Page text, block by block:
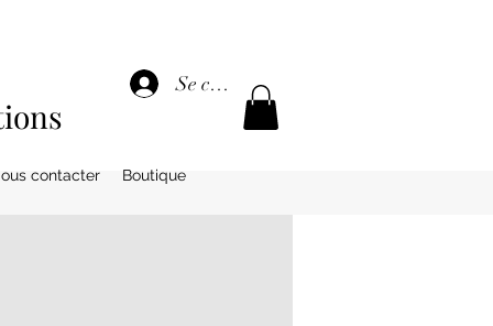
Se connecter
contacter Boutique